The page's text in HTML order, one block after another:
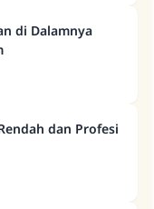
di Dalamnya
dan Profesi
pahala yang